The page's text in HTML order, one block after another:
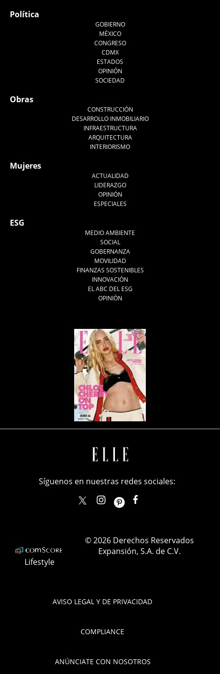
Política
GOBIERNO
MÉXICO
CONGRESO
CDMX
ESTADOS
OPINIÓN
SOCIEDAD
Obras
CONSTRUCCIÓN
DESARROLLO INMOBILIARIO
INFRAESTRUCTURA
ARQUITECTURA
INTERIORISMO
Mujeres
ACTUALIDAD
LIDERAZGO
OPINIÓN
ESPECIALES
ESG
MEDIO AMBIENTE
SOCIAL
GOBERNANZA
MOVILIDAD
FINANZAS SOSTENIBLES
INNOVACIÓN
EL ABC DEL ESG
OPINIÓN
AVISO LEGAL Y DE PRIVACIDAD
COMPLIANCE
ANÚNCIATE CON NOSOTROS
Síguenos en nuestras redes sociales:
elle_mexicoellemexico
Lifestyle
© 2026 Derechos Reservados
Expansión, S.A. de C.V.